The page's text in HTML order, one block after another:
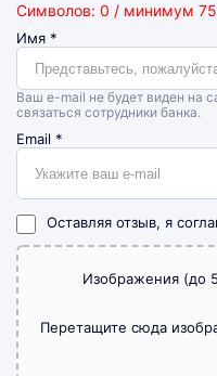
Символов: 0 / минимум 75
Имя *
Ваш e-mail не будет виден на
связаться сотрудники банка.
Email *
Оставляя отзыв, я
Изображения (до
Перетащите сюда